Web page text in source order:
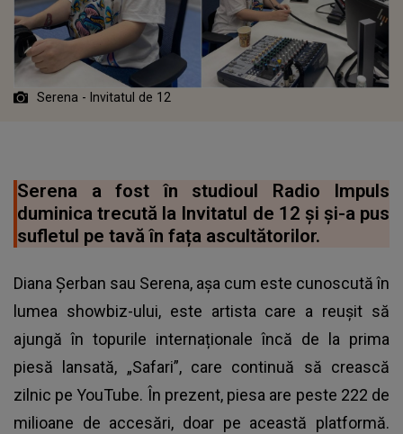
Serena - Invitatul de 12
Serena a fost în studioul Radio Impuls
duminica trecută la Invitatul de 12 și și-a pus
sufletul pe tavă în fața ascultătorilor.
Diana Șerban sau Serena, așa cum este cunoscută în
lumea showbiz-ului, este artista care a reușit să
ajungă în topurile internaționale încă de la prima
piesă lansată, „Safari”, care continuă să crească
zilnic pe YouTube. În prezent, piesa are peste 222 de
milioane de accesări, doar pe această platformă.